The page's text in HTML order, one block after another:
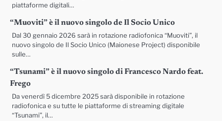
piattaforme digitali…
“Muoviti” è il nuovo singolo de Il Socio Unico
Dal 30 gennaio 2026 sarà in rotazione radiofonica “Muoviti”, il
nuovo singolo de Il Socio Unico (Maionese Project) disponibile
sulle…
“Tsunami” è il nuovo singolo di Francesco Nardo feat.
Frego
Da venerdì 5 dicembre 2025 sarà disponibile in rotazione
radiofonica e su tutte le piattaforme di streaming digitale
“Tsunami”, il…